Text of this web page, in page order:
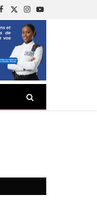
Facebook
X
(Twitter)
Instagram
YouTube